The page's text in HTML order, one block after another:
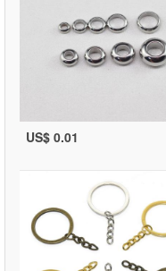
US$ 0.01